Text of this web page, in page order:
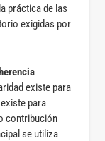
práctica de las
exigidas por
existe para
para
contribución
se utiliza